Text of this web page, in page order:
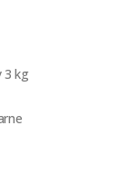
3 kg